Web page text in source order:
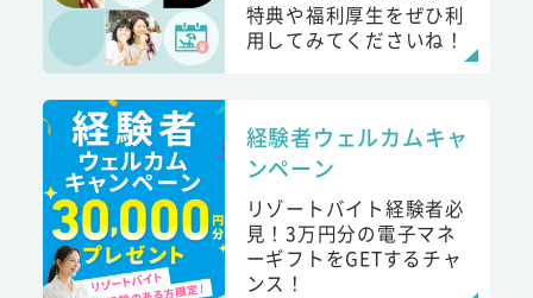
特典や福利厚生をぜひ利
用してみてくださいね！
経験者ウェルカムキャ
ンペーン
リゾートバイト経験者必
見！3万円分の電子マネ
ーギフトをGETするチャ
ンス！